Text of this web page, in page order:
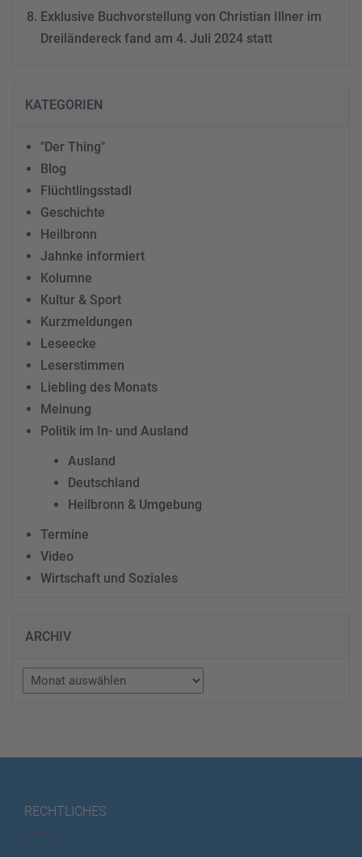
Exklusive Buchvorstellung von Christian Illner im
Dreiländereck fand am 4. Juli 2024 statt
KATEGORIEN
"Der Thing"
Blog
Flüchtlingsstadl
Geschichte
Heilbronn
Jahnke informiert
Kolumne
Kultur & Sport
Kurzmeldungen
Leseecke
Leserstimmen
Liebling des Monats
Meinung
Politik im In- und Ausland
Ausland
Deutschland
Heilbronn & Umgebung
Termine
Video
Wirtschaft und Soziales
ARCHIV
Archiv
RECHTLICHES